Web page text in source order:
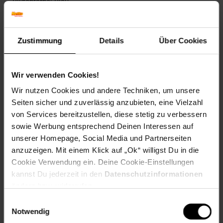
Zustimmung Details Über Cookies
Wir verwenden Cookies!
Wir nutzen Cookies und andere Techniken, um unsere
Seiten sicher und zuverlässig anzubieten, eine Vielzahl
von Services bereitzustellen, diese stetig zu verbessern
sowie Werbung entsprechend Deinen Interessen auf
unserer Homepage, Social Media und Partnerseiten
anzuzeigen. Mit einem Klick auf „Ok“ willigst Du in die
Cookie Verwendung ein. Deine Cookie-Einstellungen
kannst Du jederzeit in den Datenschutzinformationen
Notwendig
Winterfarbe: Verblasst, bleibt halbschattig
Blattform: Herzförmig
Blattrand: Gekerbt
Standort und Pflege
Pflegeaufwand: Gering
Lichtbedarf: Sonnig-Halbschattig
Wasserbedarf: Mittel
Rückschnitt: Rückschnitt nach der Blüte.
Schnittverträglichkeit: Sehr gut
Bodenansprüche: durchlässig und kalkhaltig
Nährstoffgehalt: Mittel
Frosthärte: bis -20 °C
Verwendung: Im Rosengarten,Im Staudenbeet,Im
Steppengarten,Bienenweide, Steingarten, Kübelpflanze,